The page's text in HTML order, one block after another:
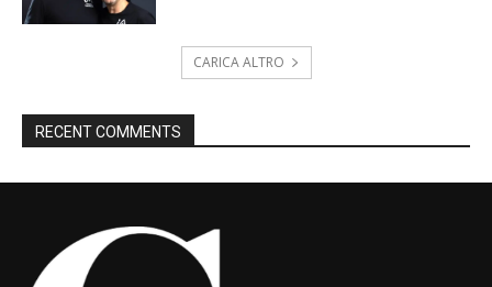
CARICA ALTRO
RECENT COMMENTS